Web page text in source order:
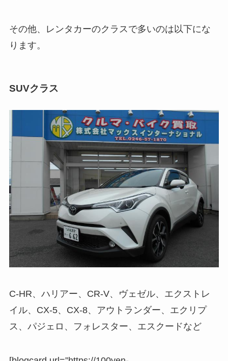
その他、レンタカーのクラスで多いのは以下にな
ります。
SUVクラス
C-HR、ハリアー、CR-V、ヴェゼル、エクストレ
イル、CX-5、CX-8、アウトランダー、エクリプ
ス、パジェロ、フォレスター、エスクードなど